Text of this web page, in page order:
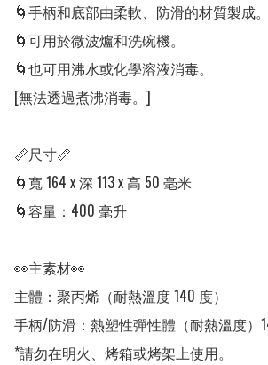
🌀手柄和底部由柔軟、防滑的材質製成。
🌀可用於微波爐和洗碗機。
🌀也可用沸水或化學溶液消毒。
[無法透過煮沸消毒。]
📏尺寸📏
🌀寬 164 x 深 113 x 高 50 毫米
🌀容量：400 毫升
👀主素材👀
主體：聚丙烯（耐熱溫度 140 度）
手柄/防滑：熱塑性彈性體（耐熱溫度）
*請勿在明火、烤箱或烤架上使用。